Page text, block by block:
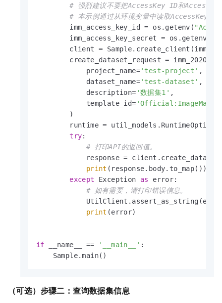
# 强烈建议不要把AccessKey ID和
# 本示例通过从环境变量中读取
        imm_access_key_id = os.getenv(
        imm_access_key_secret = os.getenv(
client =
create_dataset_request =
            project_name=
'test-project' ,
            dataset_name=
'test-dataset' ,
            description=
'数据集1' ,
            template_id=
        )
runtime =
try:
# 打印API的返回值。
response =
print (response.body.to_map())
except
Exception as
error:
# 如有需要，请打印错误信息。
print (error)
if __name__ == '__main__' :
    Sample.main()
（可选）步骤二：查询数据集信息